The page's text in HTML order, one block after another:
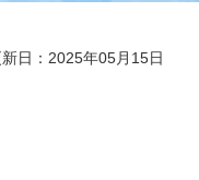
日：2025年05月15日